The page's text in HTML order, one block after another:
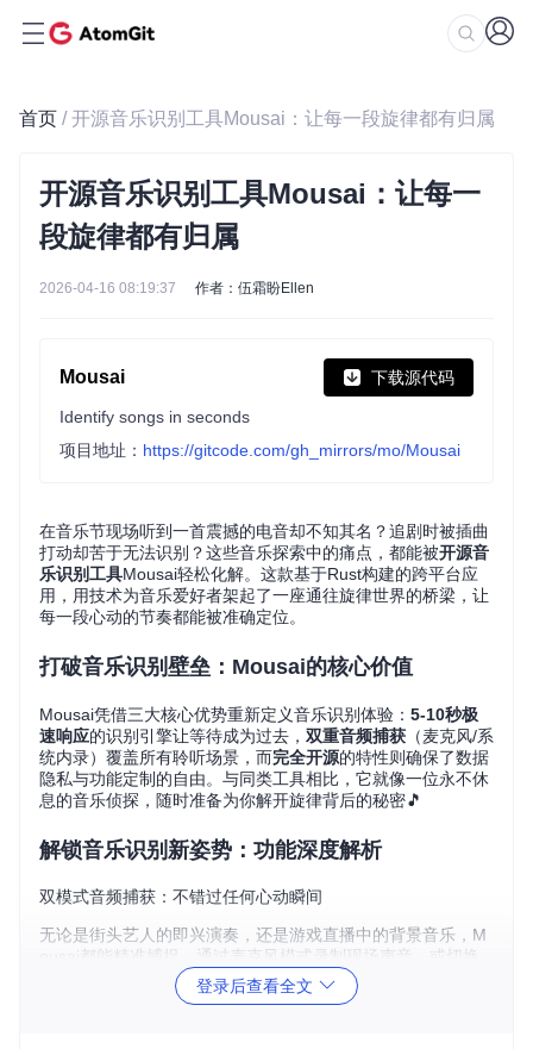
首页 / 开源音乐识别工具Mousai：让每一段旋律都有归属
开源音乐识别工具Mousai：让每一
段旋律都有归属
2026-04-16 08:19:37 作者：伍霜盼Ellen
Mousai 下载源代码
Identify songs in seconds
项目地址： https://gitcode.com/gh_mirrors/mo/Mousai
在音乐节现场听到一首震撼的电音却不知其名？追剧时被插曲
打动却苦于无法识别？这些音乐探索中的痛点，都能被开源音
乐识别工具Mousai轻松化解。这款基于Rust构建的跨平台应
用，用技术为音乐爱好者架起了一座通往旋律世界的桥梁，让
每一段心动的节奏都能被准确定位。
打破音乐识别壁垒：Mousai的核心价值
Mousai凭借三大核心优势重新定义音乐识别体验： 5-10秒极
速响应的识别引擎让等待成为过去， 双重音频捕获 （麦克风/系
统内录）覆盖所有聆听场景，而完全开源的特性则确保了数据
隐私与功能定制的自由。与同类工具相比，它就像一位永不休
息的音乐侦探，随时准备为你解开旋律背后的秘密🎵
解锁音乐识别新姿势：功能深度解析
双模式音频捕获：不错过任何心动瞬间
无论是街头艺人的即兴演奏，还是游戏直播中的背景音乐，M
ousai都能精准捕捉。通过麦克风模式录制现场声音，或切换
至桌面音频模式捕获流媒体内容，两种方式无缝切换，确保你
不错过任何值得收藏的旋律。
登录后查看全文